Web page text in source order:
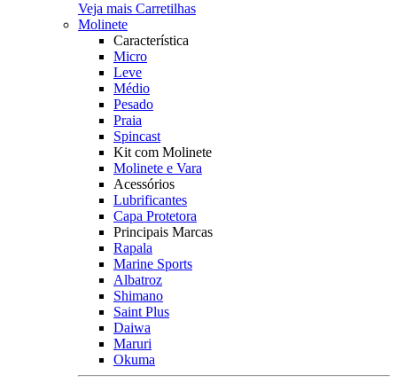
Veja mais Carretilhas
Molinete
Característica
Micro
Leve
Médio
Pesado
Praia
Spincast
Kit com Molinete
Molinete e Vara
Acessórios
Lubrificantes
Capa Protetora
Principais Marcas
Rapala
Marine Sports
Albatroz
Shimano
Saint Plus
Daiwa
Maruri
Okuma